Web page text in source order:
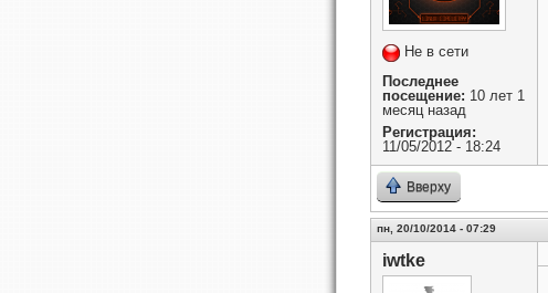
Не в сети
Последнее
посещение: 10 лет 1
месяц назад
Регистрация:
11/05/2012 - 18:24
Вверху
пн, 20/10/2014 - 07:29
iwtke